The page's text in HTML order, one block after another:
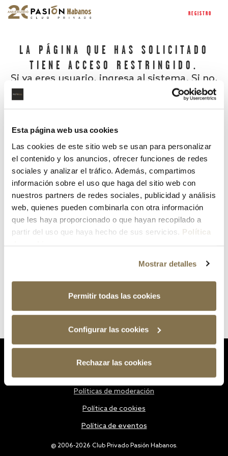
Esta página web usa cookies
Las cookies de este sitio web se usan para personalizar
el contenido y los anuncios, ofrecer funciones de redes
sociales y analizar el tráfico. Además, compartimos
información sobre el uso que haga del sitio web con
nuestros partners de redes sociales, publicidad y análisis
web, quienes pueden combinarla con otra información
que les haya proporcionado o que hayan recopilado a
partir del uso que haya hecho de sus servicios. Política
Mostrar detalles
Permitir todas las cookies
Configurar las cookies
Rechazar las cookies
REGISTRO
LA PÁGINA QUE HAS SOLICITADO
TIENE ACCESO RESTRINGIDO.
Si ya eres usuario, ingresa al sistema. Si no,
¿Has olvidado tu contraseña?
@ 2006-2026 Club Privado Pasión Habanos.
Políticas de moderación
Política de cookies
Política de eventos